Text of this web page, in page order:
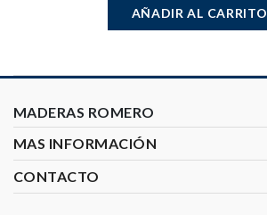
AÑADIR AL CARRITO
MADERAS ROMERO
MAS INFORMACIÓN
CONTACTO